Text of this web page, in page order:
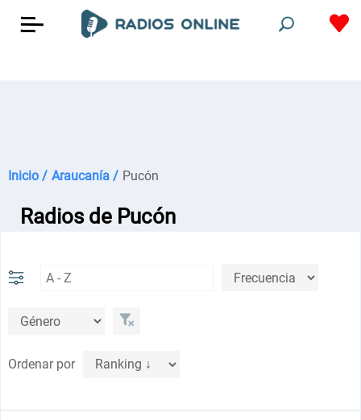
Inicio / Araucanía / Pucón
Radios de Pucón
Ordenar por